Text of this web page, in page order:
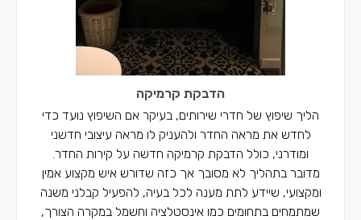
רצפים בשפרעם
רצפים בסח'נין
רצפים בדאלית אל-כרמל
רצפים בכאבול
רצפים ברכסים
רצפים בכפר יאסיף
רצפים בחצור הגלילית
הדבקת קרמיקה
הליך שיפוץ של חדרי שירותים, בעיקר אם השיפוץ נועד כדי
לחדש את מראה החדר ולהעניק לו מראה עיצובי חדשני
ומודרני, כולל הדבקת קרמיקה חדשה על קירות החדר.
מדובר בתהליך לא מסובך אך כזה שדורש איש מקצוע אמין
ומקצועי, שיידע לתת מענה לכל בעיה, להפעיל קבלני משנה
שמתמחים בתחומים כמו אינסטלציה וחשמל במקרה הצורך,